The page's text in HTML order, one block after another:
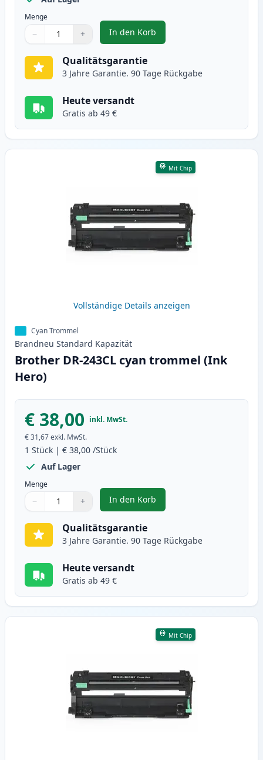
Menge
Verwenden Sie die Tasten, um anzupassen
− +
1
In den Korb
, Brother DR-243CL schwarz
Qualitätsgarantie
3 Jahre Garantie. 90 Tage Rückgabe
Heute versandt
Gratis ab 49 €
Mit Chip
Vollständige Details anzeigen
Cyan Trommel
Brandneu Standard Kapazität
Brother DR-243CL cyan trommel (Ink
Hero)
€ 38,00 inkl. MwSt.
€ 31,67exkl. MwSt.
1 Stück | € 38,00 /Stück
Auf Lager
Menge
Verwenden Sie die Tasten, um anzupassen
− +
1
In den Korb
, Brother DR-243CL cyan
Qualitätsgarantie
3 Jahre Garantie. 90 Tage Rückgabe
Heute versandt
Gratis ab 49 €
Mit Chip